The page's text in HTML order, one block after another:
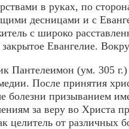
в руках, по
десницами и с
с широко
Евангелие.
Пантелеимон (ум. 305
После принятия
болезни призыванием
за веру во Христа
целитель от различных